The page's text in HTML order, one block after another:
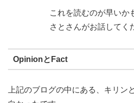
これを読むのが早いか
さとさんがお話してく
OpinionとFact
上記のブログの中にある、キリン